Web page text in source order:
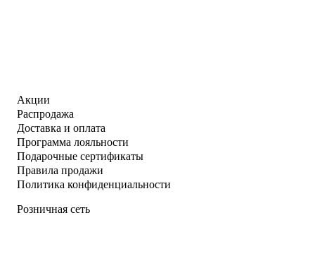
Акции
Распродажа
Доставка и оплата
Программа лояльности
Подарочные сертификаты
Правила продажи
Политика конфиденциальности
Розничная сеть